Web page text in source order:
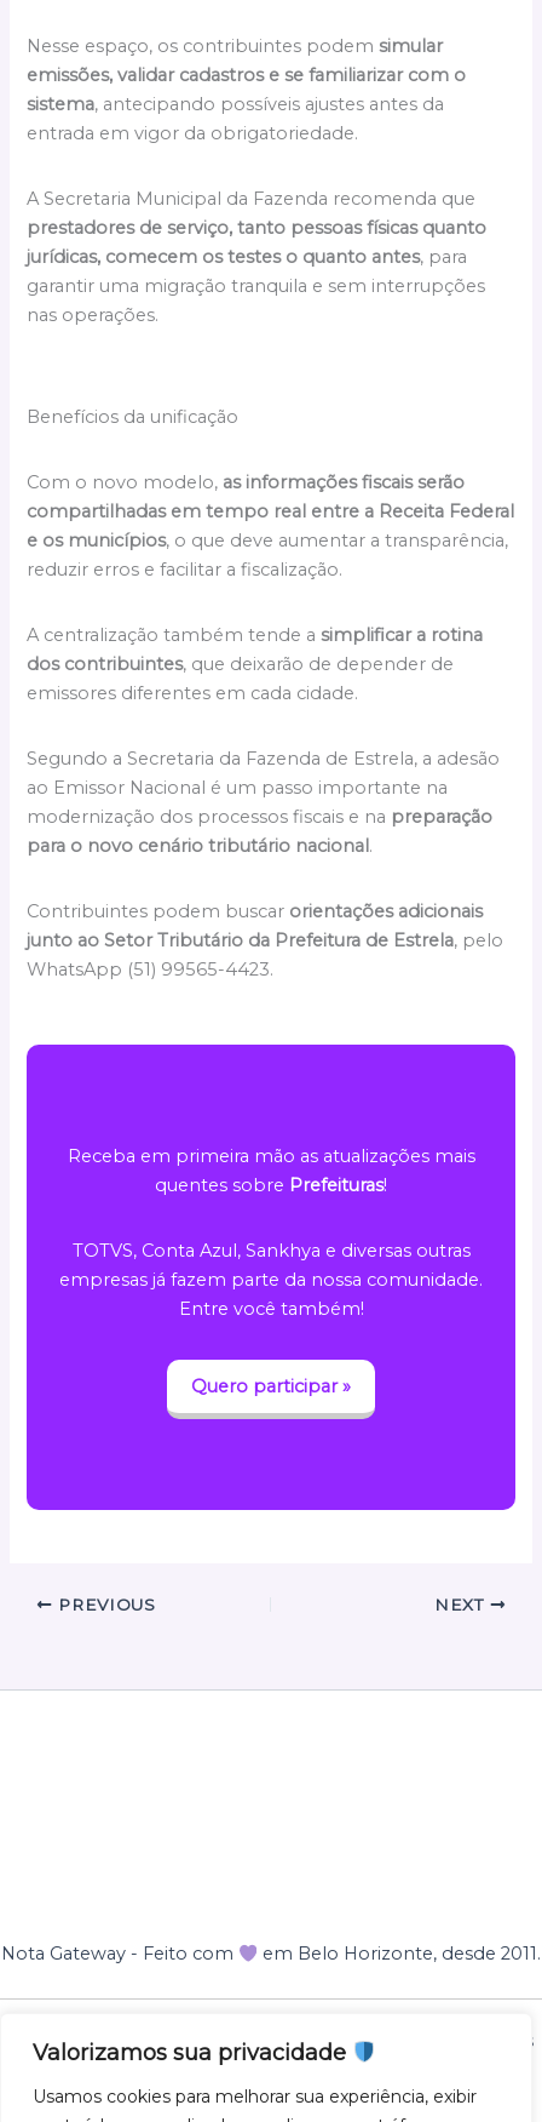
Valorizamos sua privacidade
Usamos cookies para melhorar sua experiência, exibir
Nesse espaço, os contribuintes podemsimular
emissões, validar cadastros e se familiarizar com o
sistema, antecipando possíveis ajustes antes da
entrada em vigor da obrigatoriedade.
A Secretaria Municipal da Fazenda recomenda que
prestadores de serviço, tanto pessoas físicas quanto
jurídicas, comecem os testes o quanto antes, para
garantir uma migração tranquila e sem interrupções
nas operações.
Benefícios da unificação
Com o novo modelo, as informações fiscais serão
compartilhadas em tempo real entre a Receita Federal
e os municípios, o que deve aumentar a transparência,
reduzir erros e facilitar a fiscalização.
A centralização também tende asimplificar a rotina
dos contribuintes, que deixarão de depender de
emissores diferentes em cada cidade.
Segundo a Secretaria da Fazenda de Estrela, a adesão
ao Emissor Nacional é um passo importante na
modernização dos processos fiscais e na preparação
para o novo cenário tributário nacional.
Contribuintes podem buscar orientações adicionais
junto ao Setor Tributário da Prefeitura de Estrela, pelo
WhatsApp (51) 99565-4423.
Receba em primeira mão as atualizações mais
quentes sobre Prefeituras!
TOTVS, Conta Azul, Sankhya e diversas outras
empresas já fazem parte da nossa comunidade.
Entre você também!
Quero participar »
PREVIOUS NEXT
Nota Gateway - Feito com em Belo Horizonte, desde 2011.
Nota Gateway — 2011 - 2025 © Todos os direitos reservados
NOTA GATEWAY DESENVOLVIMENTO DE SOFTWARES
LTDA